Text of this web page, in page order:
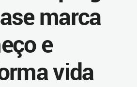
marca
e
vida